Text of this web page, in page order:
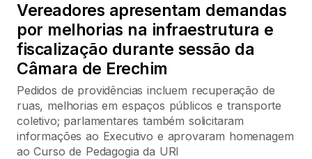
Vereadores apresentam demandas
por melhorias na infraestrutura e
fiscalização durante sessão da
Câmara de Erechim
Pedidos de providências incluem recuperação de
ruas, melhorias em espaços públicos e transporte
coletivo; parlamentares também solicitaram
informações ao Executivo e aprovaram homenagem
ao Curso de Pedagogia da URI